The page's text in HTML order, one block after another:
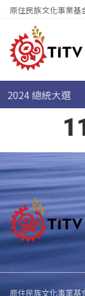
原住民族文化事業基
2024 總統大選
原住民族文化事業基